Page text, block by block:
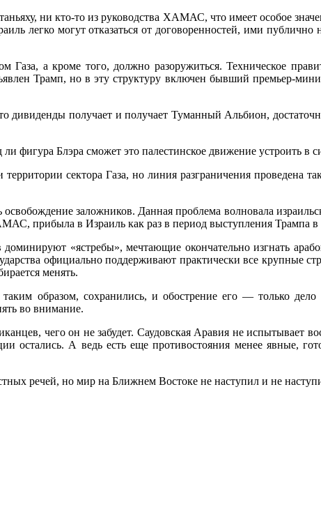
ни кто-то из руководства ХАМАС, что имеет особое
легко могут отказаться от договоренностей, ими публично
а кроме того, должно разоружиться. Техническое
Трамп, но в эту структуру включен бывший премьер-
дивиденды получает и получает Туманный Альбион,
фигура Блэра сможет это палестинское движение устроить в
сектора Газа, но линия разграничения проведена
заложников. Данная проблема волновала
прибыла в Израиль как раз в период выступления Трампа в
«ястребы», мечтающие окончательно изгнать
официально поддерживают практически все крупные
менять.
таким образом, сохранились, и обострение его — только
во внимание.
чего он не забудет. Саудовская Аравия не
остались. А ведь есть еще противостояния менее явные,
речей, но мир на Ближнем Востоке не наступил и не